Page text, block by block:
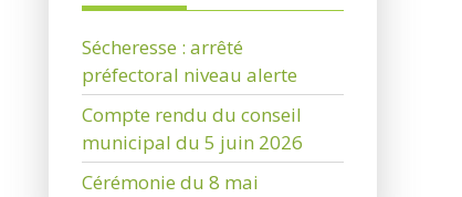
Sécheresse : arrêté
préfectoral niveau alerte
Compte rendu du conseil
municipal du 5 juin 2026
Cérémonie du 8 mai